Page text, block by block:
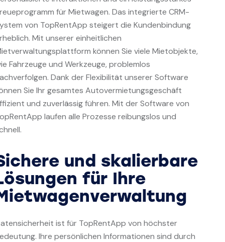
für Mietwagen. Das integrierte CRM-
von TopRentApp steigert die Kundenbindung
Mit unserer einheitlichen
können Sie viele Mietobjekte,
Fahrzeuge und Werkzeuge, problemlos
Dank der Flexibilität unserer Software
Sie Ihr gesamtes Autovermietungsgeschäft
und zuverlässig führen. Mit der Software von
laufen alle Prozesse reibungslos und
und skalierbare
für Ihre
ist für TopRentApp von höchster
Ihre persönlichen Informationen sind durch